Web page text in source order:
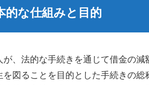
的な仕組みと目的
、法的な手続きを通じて借金の
図ることを目的とした手続きの